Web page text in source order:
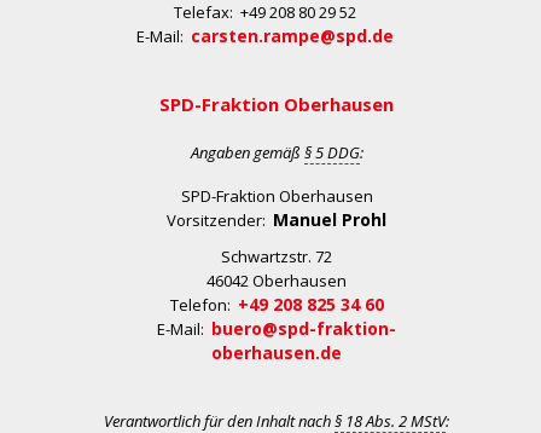
Telefax: +49 208 80 29 52
E-Mail: carsten.rampe@spd.de
SPD-Fraktion Oberhausen
Angaben gemäß § 5 DDG:
SPD-Fraktion Oberhausen
Vorsitzender: Manuel Prohl
Schwartzstr. 72
46042 Oberhausen
Telefon: +49 208 825 34 60
E-Mail: buero@spd-fraktion-
oberhausen.de
Verantwortlich für den Inhalt nach§ 18 Abs. 2 MStV: